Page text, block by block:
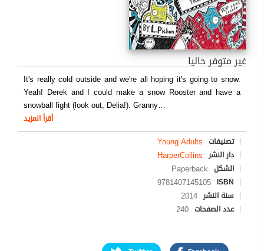
غير متوفر حاليا
It's really cold outside and we're all hoping it's going to snow.
Yeah! Derek and I could make a snow Rooster and have a
snowball fight (look out, Delia!). Granny…
أقرأ المزيد
تصنيفات Young Adults
دار النشر HarperCollins
الشكل Paperback
ISBN
9781407145105
سنة النشر 2014
عدد الصفحات 240